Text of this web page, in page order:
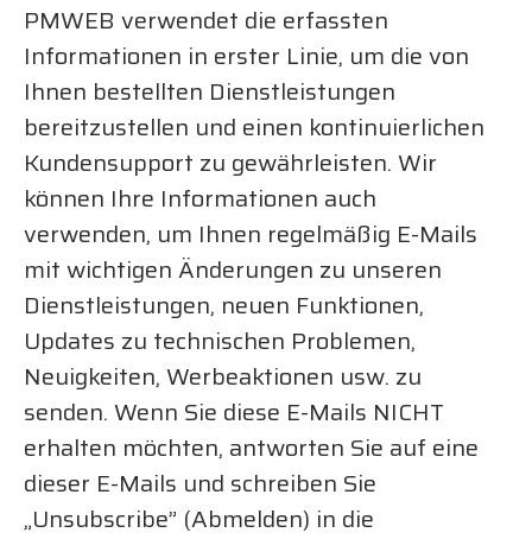
PMWEB verwendet die erfassten
Informationen in erster Linie, um die von
Ihnen bestellten Dienstleistungen
bereitzustellen und einen kontinuierlichen
Kundensupport zu gewährleisten. Wir
können Ihre Informationen auch
verwenden, um Ihnen regelmäßig E-Mails
mit wichtigen Änderungen zu unseren
Dienstleistungen, neuen Funktionen,
Updates zu technischen Problemen,
Neuigkeiten, Werbeaktionen usw. zu
senden. Wenn Sie diese E-Mails NICHT
erhalten möchten, antworten Sie auf eine
dieser E-Mails und schreiben Sie
„Unsubscribe” (Abmelden) in die